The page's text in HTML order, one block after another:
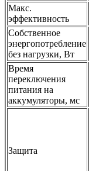
Макс.
эффективность
Собственное
энергопотребление
без нагрузки, Вт
Время
переключения
питания на
аккумуляторы, мс
Защита